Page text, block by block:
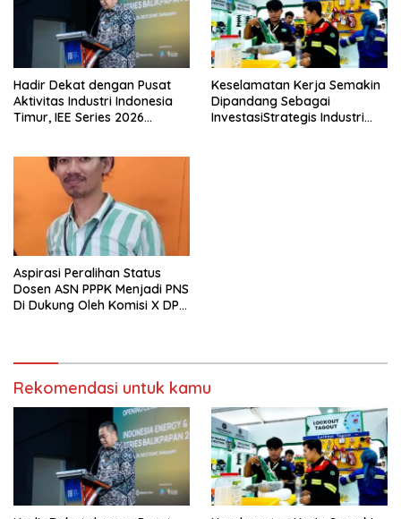
Hadir Dekat dengan Pusat
Aktivitas Industri Indonesia
Timur, IEE Series 2026
Keselamatan Kerja Semakin
Dipandang Sebagai
InvestasiStrategis Industri
Aspirasi Peralihan Status
Dosen ASN PPPK Menjadi PNS
Di Dukung Oleh Komisi X DPR
Rekomendasi untuk kamu